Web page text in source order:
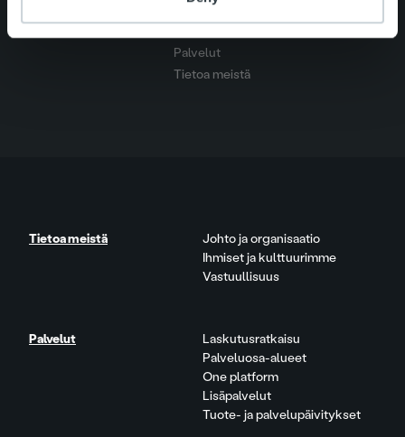
Yhteystiedot
Palvelut
Tietoa meistä
Tietoa meistä
Johto ja organisaatio
Ihmiset ja kulttuurimme
Vastuullisuus
Palvelut
Laskutusratkaisu
Palveluosa-alueet
One platform
Lisäpalvelut
Tuote- ja palvelupäivitykset